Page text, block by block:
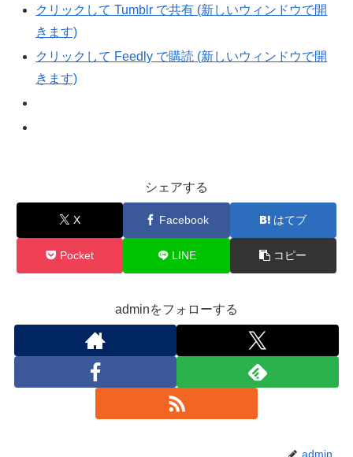
クリックして Tumblr で共有 (新しいウィンドウで開
きます)
クリックして Feedly で購読 (新しいウィンドウで開
きます)
シェアする
X Facebook はてブ
Pocket LINE コピー
adminをフォローする
admin